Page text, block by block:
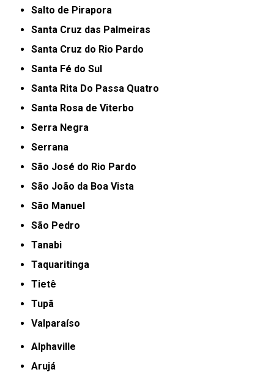
Salto de Pirapora
Santa Cruz das Palmeiras
Santa Cruz do Rio Pardo
Santa Fé do Sul
Santa Rita Do Passa Quatro
Santa Rosa de Viterbo
Serra Negra
Serrana
São José do Rio Pardo
São João da Boa Vista
São Manuel
São Pedro
Tanabi
Taquaritinga
Tietê
Tupã
Valparaíso
Alphaville
Arujá